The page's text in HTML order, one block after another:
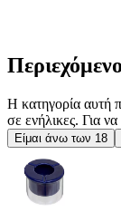
Η κατηγορία αυτή
σε ενήλικες. Για
Είμαι άνω των 18